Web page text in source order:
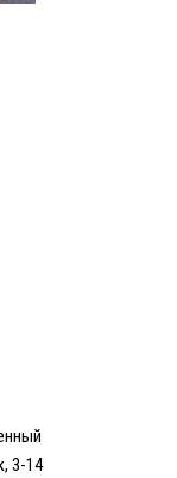
3-14